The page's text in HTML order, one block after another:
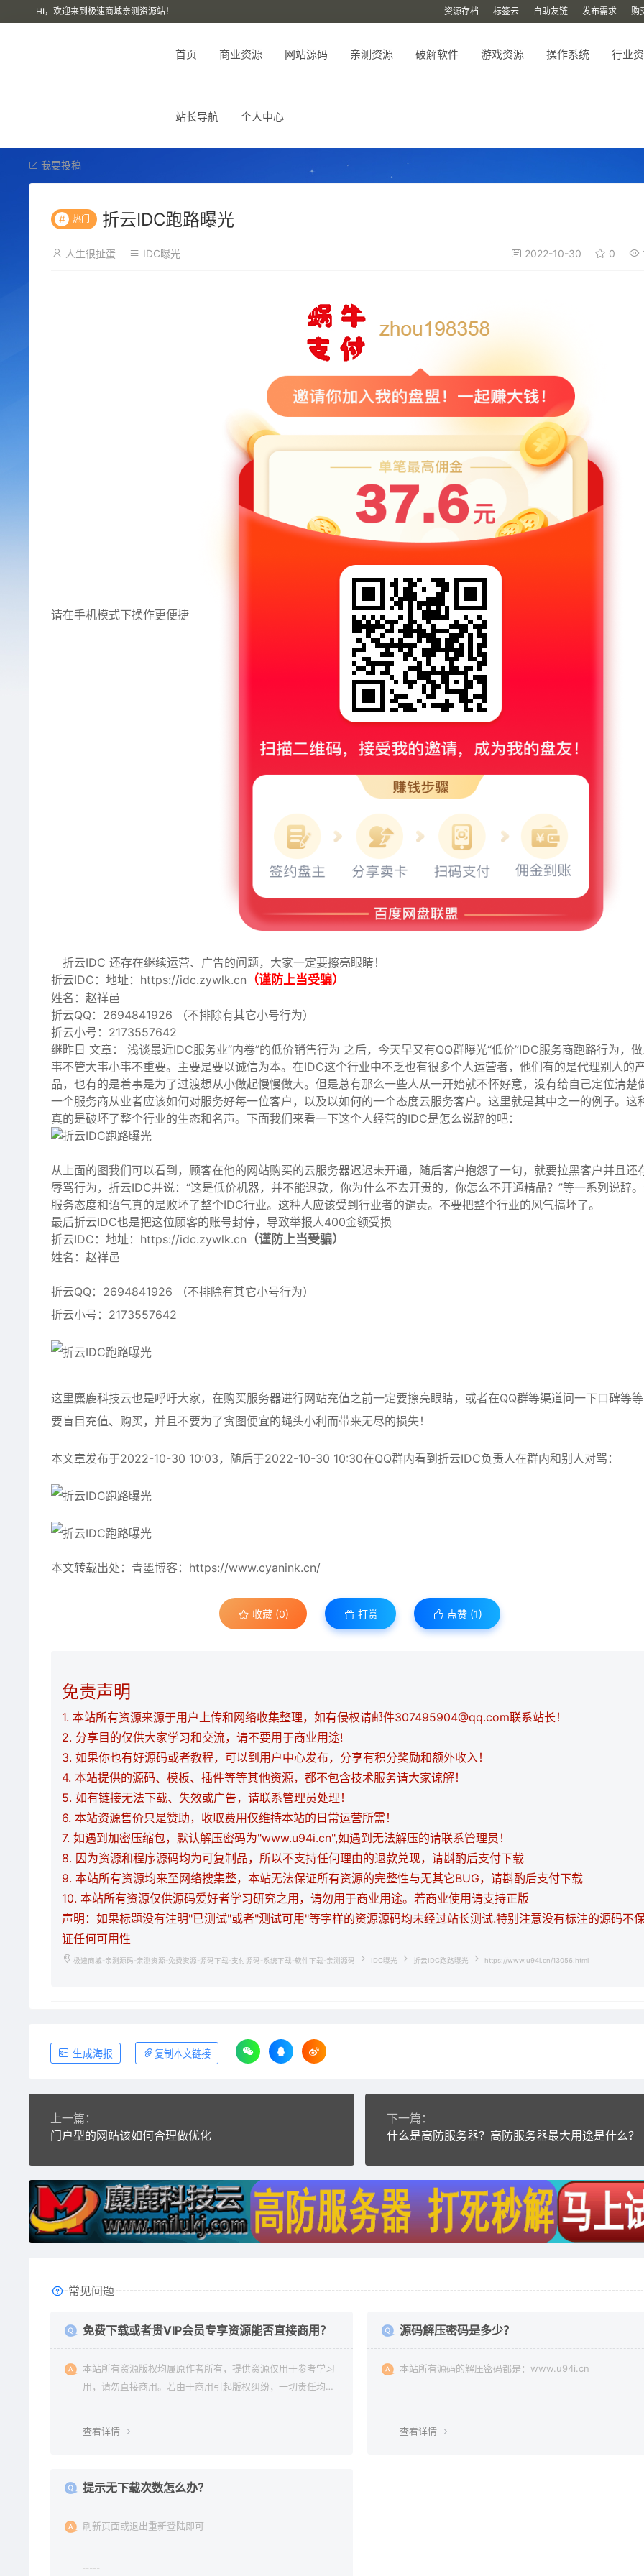
HI，欢迎来到极速商城亲测资源站！ 资源存档 标签云 自助友链 发布需求 购
首页 商业资源 网站源码 亲测资源 破解软件 游戏资源 操作系统 行业
站长导航 个人中心
我要投稿
# 热门 折云IDC跑路曝光
人生很扯蛋 IDC曝光 2022-10-30 0
请在手机模式下操作更便捷
折云IDC 还存在继续运营、广告的问题，大家一定要擦亮眼睛！
折云IDC：地址：https://idc.zywlk.cn （谨防上当受骗）
姓名：赵祥邑
折云QQ：2694841926 （不排除有其它小号行为）
折云小号：2173557642
继昨日 文章： 浅谈最近IDC服务业“内卷”的低价销售行为 之后，今天早又有QQ群曝光“低价”IDC服务商跑路行为，
事不管大事小事不重要。主要是要以诚信为本。在IDC这个行业中不乏也有很多个人运营者，他们有的是代理别人的
品，也有的是着事是为了过渡想从小做起慢慢做大。但是总有那么一些人从一开始就不怀好意，没有给自己定位清楚
一个服务商从业者应该如何对服务好每一位客户，以及以如何的一个态度云服务客户。这里就是其中之一的例子。这
真的是破坏了整个行业的生态和名声。下面我们来看一下这个人经营的IDC是怎么说辞的吧：
从上面的图我们可以看到，顾客在他的网站购买的云服务器迟迟未开通，随后客户抱怨了一句，就要拉黑客户并且还
辱骂行为，折云IDC并说：“这是低价机器，并不能退款，你为什么不去开贵的，你怎么不开通精品？”等一系列说辞
服务态度和语气真的是败坏了整个IDC行业。这种人应该受到行业者的谴责。不要把整个行业的风气搞坏了。
最后折云IDC也是把这位顾客的账号封停，导致举报人400金额受损
折云IDC：地址：https://idc.zywlk.cn （谨防上当受骗）
姓名：赵祥邑
折云QQ：2694841926 （不排除有其它小号行为）
折云小号：2173557642
这里麋鹿科技云也是呼吁大家，在购买服务器进行网站充值之前一定要擦亮眼睛，或者在QQ群等渠道问一下口碑等
要盲目充值、购买，并且不要为了贪图便宜的蝇头小利而带来无尽的损失！
本文章发布于2022-10-30 10:03，随后于2022-10-30 10:30在QQ群内看到折云IDC负责人在群内和别人对骂：
本文转载出处：青墨博客： https://www.cyanink.cn/
收藏 (0) 打赏 点赞 (1)
免责声明
1. 本站所有资源来源于用户上传和网络收集整理，如有侵权请邮件307495904@qq.com联系站长！
2. 分享目的仅供大家学习和交流，请不要用于商业用途!
3. 如果你也有好源码或者教程，可以到用户中心发布，分享有积分奖励和额外收入！
4. 本站提供的源码、模板、插件等等其他资源，都不包含技术服务请大家谅解！
5. 如有链接无法下载、失效或广告，请联系管理员处理！
6. 本站资源售价只是赞助，收取费用仅维持本站的日常运营所需！
7. 如遇到加密压缩包，默认解压密码为"www.u94i.cn",如遇到无法解压的请联系管理员！
8. 因为资源和程序源码均为可复制品，所以不支持任何理由的退款兑现，请斟酌后支付下载
9. 本站所有资源均来至网络搜集整，本站无法保证所有资源的完整性与无其它BUG，请斟酌后支付下载
10. 本站所有资源仅供源码爱好者学习研究之用，请勿用于商业用途。若商业使用请支持正版
声明：如果标题没有注明"已测试"或者"测试可用"等字样的资源源码均未经过站长测试.特别注意没有标注的源码不
证任何可用性
极速商城-亲测源码-亲测资源-免费资源-源码下载-支付源码-系统下载-软件下载-亲测源码 IDC曝光 折云IDC跑路曝光 https://www.u94i.cn/13056.html
生成海报 复制本文链接
上一篇：
门户型的网站该如何合理做优化
下一篇：
什么是高防服务器？高防服务器最大用途是什么？
常见问题
免费下载或者贵VIP会员专享资源能否直接商用？
本站所有资源版权均属原作者所有，提供资源仅用于参考学习
用，请勿直接商用。若由于商用引起版权纠纷，一切责任均由
查看详情
源码解压密码是多少？
本站所有源码的解压密码都是：www.u94i.cn
查看详情
提示无下载次数怎么办？
刷新页面或退出重新登陆即可